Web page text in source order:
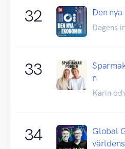
32 Den
Dagens
33
n
Karin
34
Global